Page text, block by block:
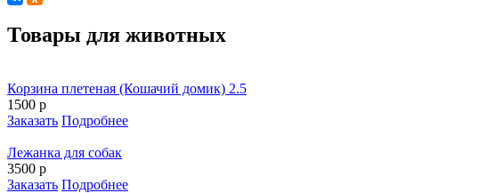
Товары для животных
Корзина плетеная (Кошачий домик) 2.5
1500 р
Заказать Подробнее
Лежанка для собак
3500 р
Заказать Подробнее